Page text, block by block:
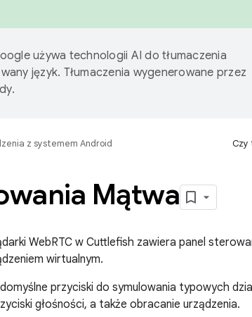
używa technologii AI do tłumaczenia
język. Tłumaczenia wygenerowane przez
z systemem Android Czy
Mątwa
WebRTC w Cuttlefish zawiera panel
wirtualnym.
przyciski do symulowania typowych
głośności, a także obracanie urządzenia.